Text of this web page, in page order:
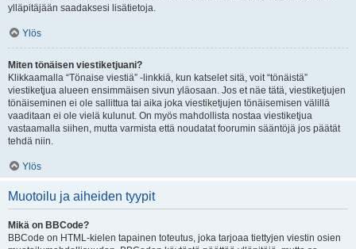
ylläpitäjään saadaksesi lisätietoja.
Ylös
Miten tönäisen viestiketjuani?
Klikkaamalla “Tönaise viestiä” -linkkiä, kun katselet sitä, voit “tönäistä”
viestiketjua alueen ensimmäisen sivun yläosaan. Jos et näe tätä, viestiketjujen
tönäiseminen ei ole sallittua tai aika joka viestiketjujen tönäisemisen välillä
vaaditaan ei ole vielä kulunut. On myös mahdollista nostaa viestiketjua
vastaamalla siihen, mutta varmista että noudatat foorumin sääntöjä jos päätät
tehdä niin.
Ylös
Muotoilu ja aiheiden tyypit
Mikä on BBCode?
BBCode on HTML-kielen tapainen toteutus, joka tarjoaa tiettyjen viestin osien